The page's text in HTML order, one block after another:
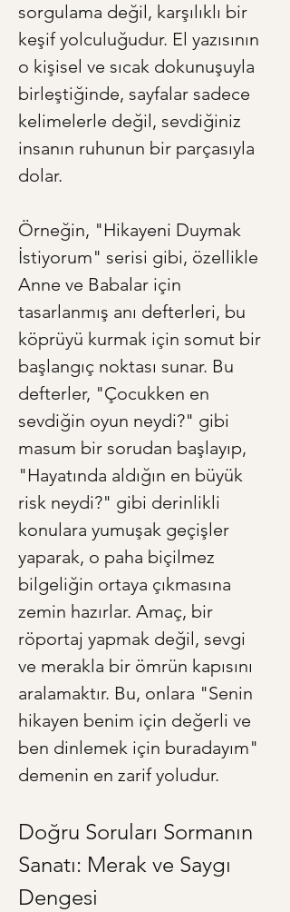
sorgulama değil, karşılıklı bir
keşif yolculuğudur. El yazısının
o kişisel ve sıcak dokunuşuyla
birleştiğinde, sayfalar sadece
kelimelerle değil, sevdiğiniz
insanın ruhunun bir parçasıyla
dolar.
Örneğin, "Hikayeni Duymak
İstiyorum" serisi gibi, özellikle
Anne ve Babalar için
tasarlanmış anı defterleri, bu
köprüyü kurmak için somut bir
başlangıç noktası sunar. Bu
defterler, "Çocukken en
sevdiğin oyun neydi?" gibi
masum bir sorudan başlayıp,
"Hayatında aldığın en büyük
risk neydi?" gibi derinlikli
konulara yumuşak geçişler
yaparak, o paha biçilmez
bilgeliğin ortaya çıkmasına
zemin hazırlar. Amaç, bir
röportaj yapmak değil, sevgi
ve merakla bir ömrün kapısını
aralamaktır. Bu, onlara "Senin
hikayen benim için değerli ve
ben dinlemek için buradayım"
demenin en zarif yoludur.
Doğru Soruları Sormanın
Sanatı: Merak ve Saygı
Dengesi